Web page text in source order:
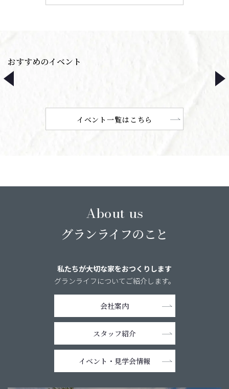
おすすめのイベント
イベント一覧はこちら
About us
グランライフのこと
私たちが大切な家をおつくりします
グランライフについてご紹介します。
会社案内
スタッフ紹介
イベント・ 見学会情報